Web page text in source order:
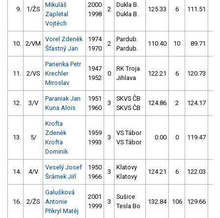
9. 1/ŽS
Mikuláš
Zapletal
Vojtěch
2000
1998
2
Dukla B.
Dukla B.
125.33 6 111.51
10. 2/VM
Vorel Zdeněk
Šťastný Jan
1974
1970
2
Pardub.
Pardub.
110.40 10 89.71
11. 2/VS
Panenka Petr
Krechler
Miroslav
1947
1952
0
RK Troja
Jihlava
122.21 6 120.73
12. 3/V
Paraniak Jan
Kuna Alois
1951
1960
3
SKVS ČB
SKVS ČB
124.86 2 124.17
13. 5/
Krofta
Zdeněk
Krofta
Dominik
1959
1993
3
VS Tábor
VS Tábor
0.00 0 119.47
14. 4/V
Veselý Josef
Šrámek Jiří
1950
1966
3
Klatovy
Klatovy
124.21 6 122.03
16. 2/ŽS
Galušková
Antonie
Přikryl Matěj
2001
1999
3
Sušice
Tesla Bo
132.84 106 129.66